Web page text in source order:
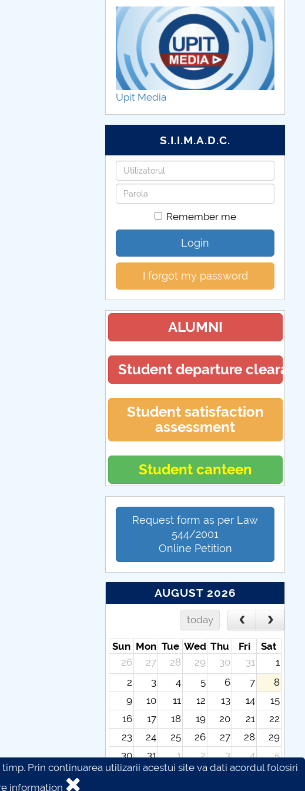
Upit Media
S.I.I.M.A.D.C.
Username
Password
Remember me
Login
I forgot my password
ALUMNI
Student departure
Student satisfaction
assessment
Student canteen
Request form as per Law
544/2001
Online Petition
AUGUST 2026
today
Sun Mon Tue Wed Thu Fri
Sat
26
27 28 29 30 31
1
2
3 4 5 6 7
8
9
10 11 12 13 14
15
16
17 18 19 20 21
22
23
24 25 26 27 28
29
30
31 1 2 3 4
5
Prin continuarea utilizarii acestui site va dati acordul folosiri
information